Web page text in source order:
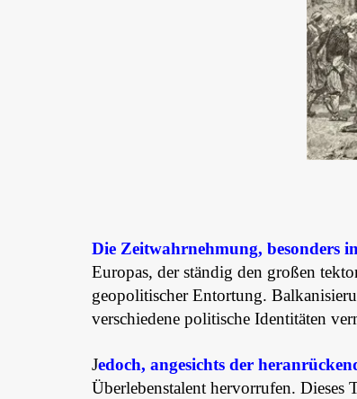
Die Zeitwahrnehmung, besonders
Europas, der ständig den großen
geopolitischer Entortung.
verschiedene politische Identitäten
Jedoch, angesichts der
Überlebenstalent hervorrufen. Dieses